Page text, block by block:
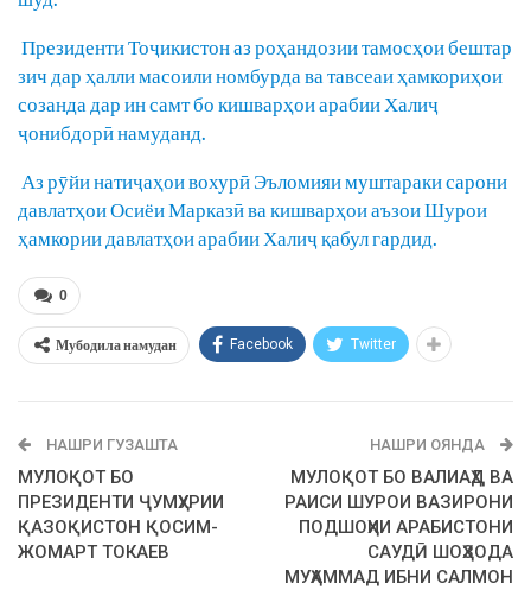
Президенти Тоҷикистон аз роҳандозии тамосҳои бештар
зич дар ҳалли масоили номбурда ва тавсеаи ҳамкориҳои
созанда дар ин самт бо кишварҳои арабии Халиҷ
ҷонибдорӣ намуданд.
Аз рӯйи натиҷаҳои вохурӣ Эъломияи муштараки сарони
давлатҳои Осиёи Марказӣ ва кишварҳои аъзои Шурои
ҳамкории давлатҳои арабии Халиҷ қабул гардид.
0
Мубодила намудан Facebook Twitter
НАШРИ ГУЗАШТА
МУЛОҚОТ БО
ПРЕЗИДЕНТИ ҶУМҲУРИИ
ҚАЗОҚИСТОН ҚОСИМ-
ЖОМАРТ ТОКАЕВ
НАШРИ ОЯНДА
МУЛОҚОТ БО ВАЛИАҲД ВА
РАИСИ ШУРОИ ВАЗИРОНИ
ПОДШОҲИИ АРАБИСТОНИ
САУДӢ ШОҲЗОДА
МУҲАММАД ИБНИ САЛМОН